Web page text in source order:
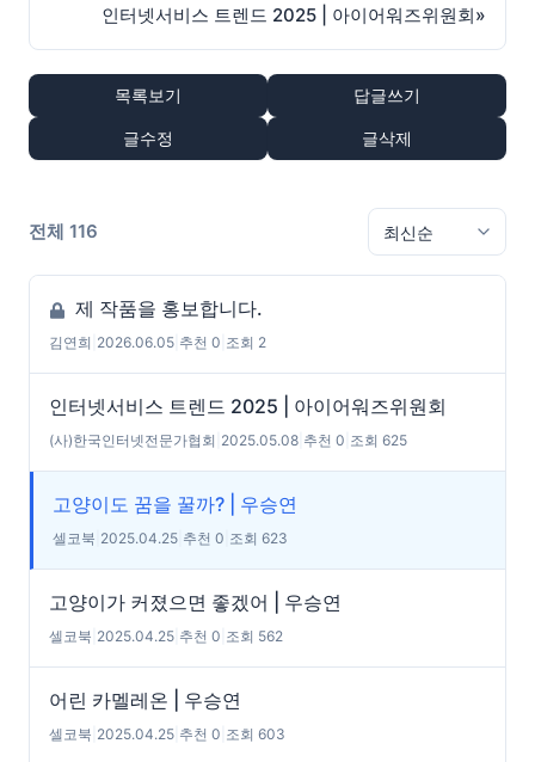
인터넷서비스 트렌드 2025 | 아이어워즈위원회»
목록보기 답글쓰기
글수정 글삭제
전체 116
제 작품을 홍보합니다.
김연희 2026.06.05 추천 0 조회 2
인터넷서비스 트렌드 2025 | 아이어워즈위원회
(사)한국인터넷전문가협회 2025.05.08 추천 0 조회 625
고양이도 꿈을 꿀까? | 우승연
셀코북 2025.04.25 추천 0 조회 623
고양이가 커졌으면 좋겠어 | 우승연
셀코북 2025.04.25 추천 0 조회 562
어린 카멜레온 | 우승연
셀코북 2025.04.25 추천 0 조회 603